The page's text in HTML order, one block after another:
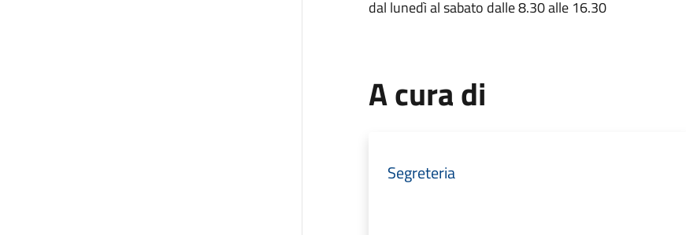
dal lunedì al sabato dalle 8.30 alle 16.30
A cura di
Segreteria